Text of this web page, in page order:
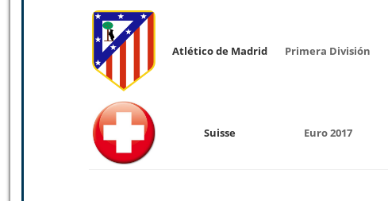
Atlético de Madrid Primera División
Suisse Euro 2017